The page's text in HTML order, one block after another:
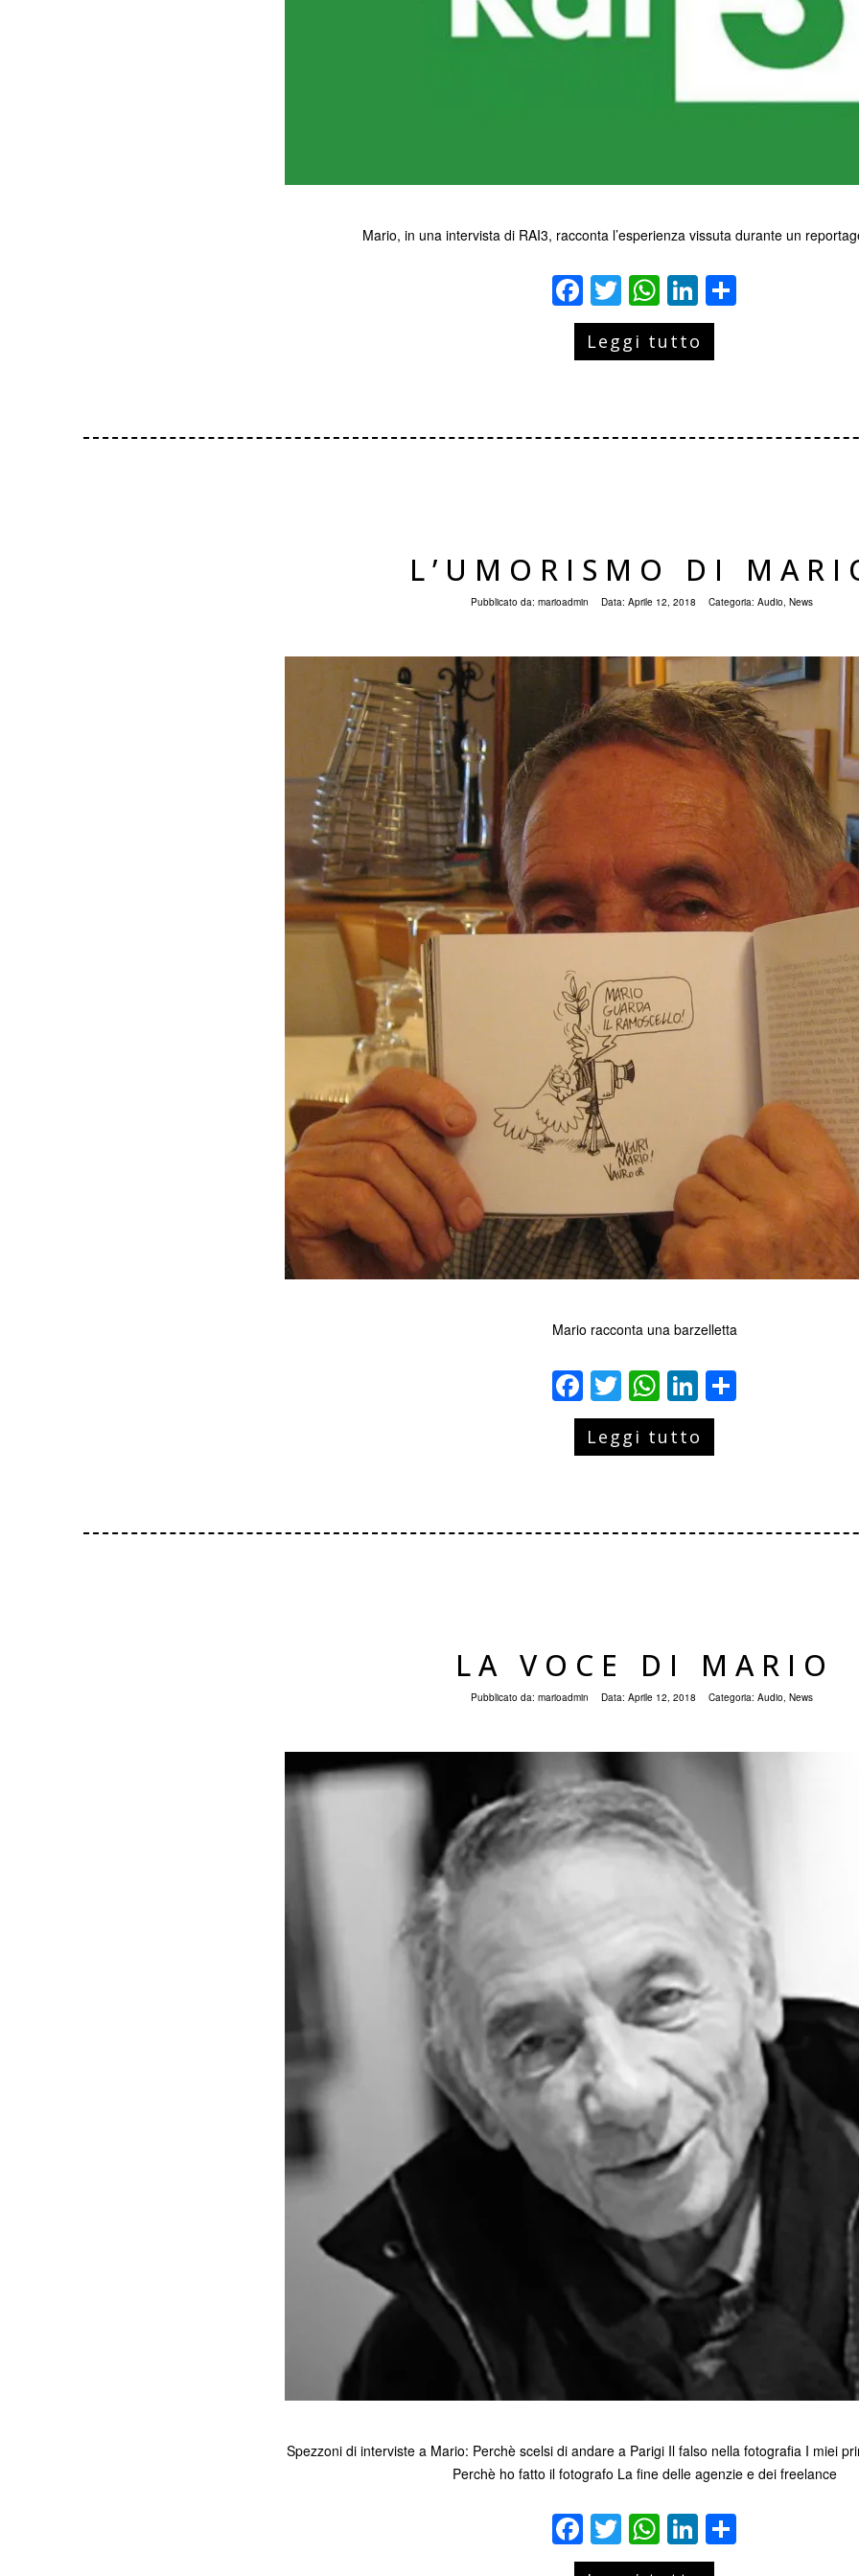
Mario, in una intervista di RAI3, racconta l’esperienza vissuta durante un
Facebook
TwitterWhatsApp
LinkedIn
Leggi tutto
L’UMORISMO DI
Pubblicato da: marioadmin Data: Aprile 12, 2018 Categoria: Audio, News
Mario racconta una barzelletta
Facebook
Twitter
WhatsApp
LinkedIn
Leggi tutto
LA VOCE DI MARIO
Pubblicato da: marioadmin Data: Aprile 12, 2018 Categoria: Audio News
Spezzoni di interviste a Mario: Perchè scelsi di andare a Parigi Il falso nella fotografia I miei
Perchè ho fatto il fotografo La fine delle agenzie e dei freelance
Facebook
TwitterWhatsApp
LinkedIn